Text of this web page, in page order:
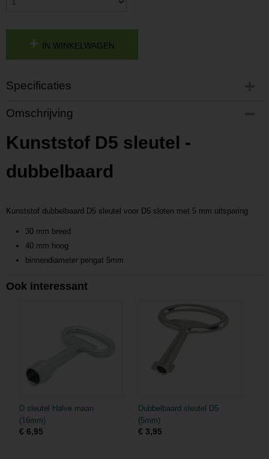
IN WINKELWAGEN
Specificaties
Productcode
P2019281407
Productcode leverancier
L2019281407
Omschrijving
Kunststof D5 sleutel -
dubbelbaard
Kunststof dubbelbaard D5 sleutel voor D5 sloten met 5 mm uitsparing
30 mm breed
40 mm hoog
binnendiameter pengat 5mm
Ook interessant
D sleutel Halve maan
(16mm)
€ 6,95
Dubbelbaard sleutel D5
(5mm)
€ 3,95